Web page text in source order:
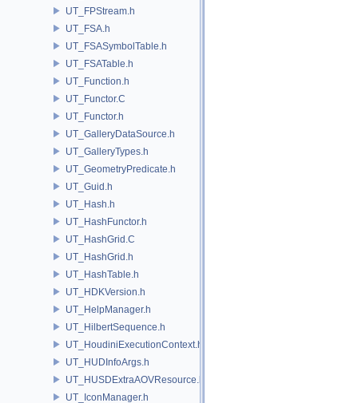
UT_FPStream.h
UT_FSA.h
UT_FSASymbolTable.h
UT_FSATable.h
UT_Function.h
UT_Functor.C
UT_Functor.h
UT_GalleryDataSource.h
UT_GalleryTypes.h
UT_GeometryPredicate.h
UT_Guid.h
UT_Hash.h
UT_HashFunctor.h
UT_HashGrid.C
UT_HashGrid.h
UT_HashTable.h
UT_HDKVersion.h
UT_HelpManager.h
UT_HilbertSequence.h
UT_HoudiniExecutionContext.h
UT_HUDInfoArgs.h
UT_HUSDExtraAOVResource.h
UT_IconManager.h